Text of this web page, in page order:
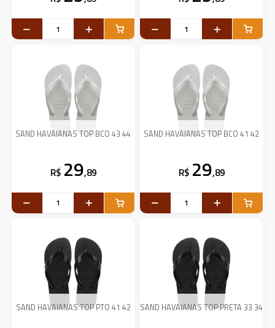
SAND HAVAIANAS TOP BCO 43 44
R$ 29,89
SAND HAVAIANAS TOP BCO 41 42
R$ 29,89
SAND HAVAIANAS TOP PTO 41 42 SAND HAVAIANAS TOP PRETA 33 34